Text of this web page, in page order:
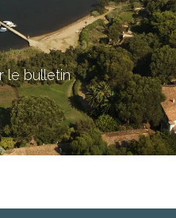
le bulletin